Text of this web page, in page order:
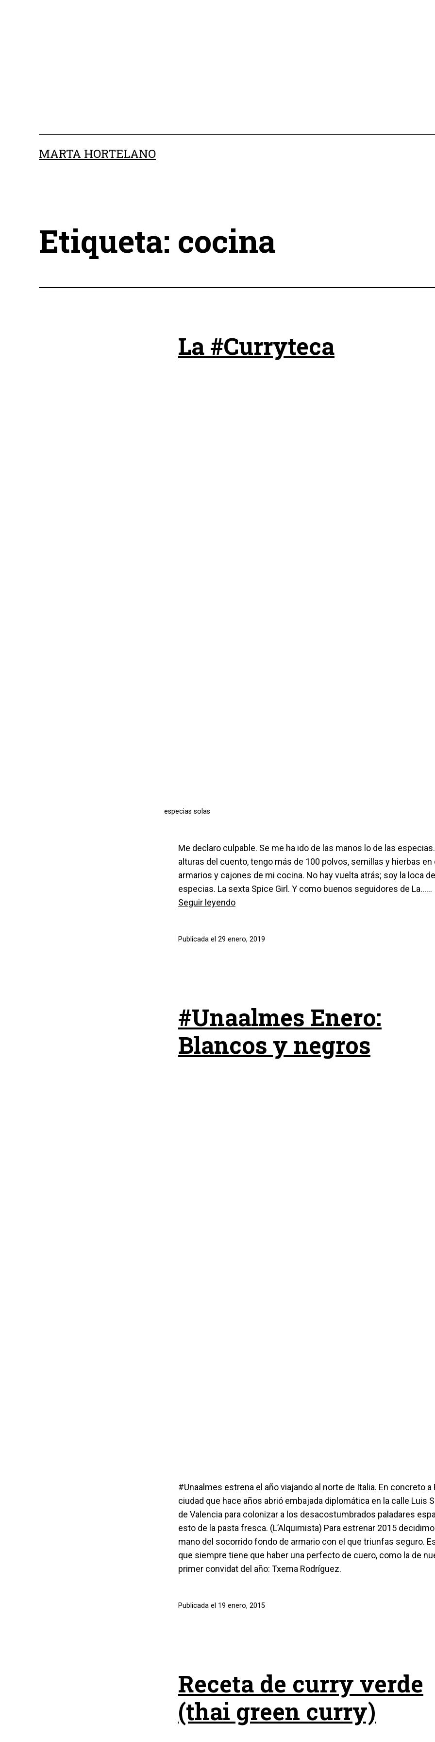
MARTA HORTELANO
Etiqueta: cocina
La #Curryteca
especias solas
Me declaro culpable. Se me ha ido de las manos lo de las
alturas del cuento, tengo más de 100 polvos, semillas y hierbas
armarios y cajones de mi cocina. No hay vuelta atrás; soy la loca
especias. La sexta Spice Girl. Y como buenos seguidores de La……
Seguir leyendoLa
Publicada el 29 enero, 2019
#Unaalmes Enero:
Blancos y negros
#Unaalmes estrena el año viajando al norte de Italia. En concreto a
ciudad que hace años abrió embajada diplomática en la calle Luis
de Valencia para colonizar a los desacostumbrados paladares
esto de la pasta fresca. (L’Alquimista) Para estrenar 2015
mano del socorrido fondo de armario con el que triunfas seguro.
que siempre tiene que haber una perfecto de cuero, como la de
primer convidat del año: Txema Rodríguez.
Publicada el 19 enero, 2015
Receta de curry verde
(thai green curry)